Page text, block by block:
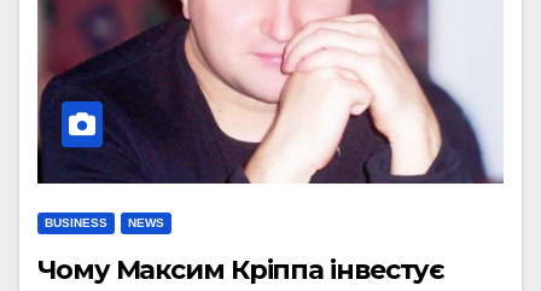
BUSINESS NEWS
Чому Максим Кріппа інвестує